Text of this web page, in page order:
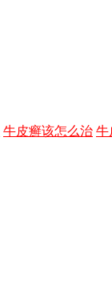
牛皮癣该怎么治 牛